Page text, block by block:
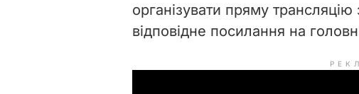
організувати пряму
відповідне посилання на